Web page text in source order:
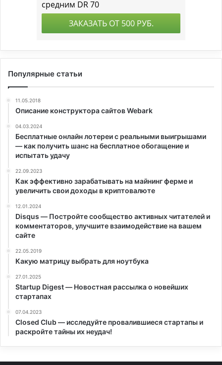
Популярные статьи
11.05.2018
Описание конструктора сайтов Webark
04.03.2024
Бесплатные онлайн лотереи с реальными выигрышами
— как получить шанс на бесплатное обогащение и
испытать удачу
22.09.2023
Как эффективно зарабатывать на майнинг ферме и
увеличить свои доходы в криптовалюте
12.01.2024
Disqus — Постройте сообщество активных читателей и
комментаторов, улучшите взаимодействие на вашем
сайте
22.05.2019
Какую матрицу выбрать для ноутбука
27.01.2025
Startup Digest — Новостная рассылка о новейших
стартапах
07.04.2023
Closed Club — исследуйте провалившиеся стартапы и
раскройте тайны их неудач!